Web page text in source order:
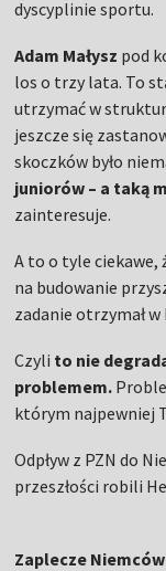
dyscyplinie sportu.
Adam Małysz pod
los o trzy lata. To
utrzymać w
jeszcze się
skoczków było
juniorów – a taką
zainteresuje.
A to o tyle ciekawe,
na budowanie
zadanie otrzymał w
Czyli to nie
problemem.
którym najpewniej
Odpływ z PZN do
przeszłości robili
Zaplecze